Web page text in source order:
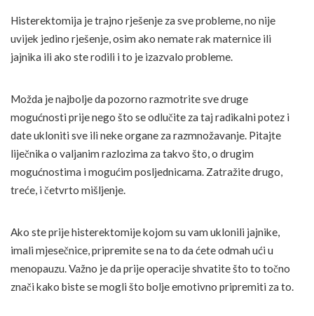
Histerektomija je trajno rješenje za sve probleme, no nije
uvijek jedino rješenje, osim ako nemate rak maternice ili
jajnika ili ako ste rodili i to je izazvalo probleme.
Možda je najbolje da pozorno razmotrite sve druge
mogućnosti prije nego što se odlučite za taj radikalni potez i
date ukloniti sve ili neke organe za razmnožavanje. Pitajte
liječnika o valjanim razlozima za takvo što, o drugim
mogućnostima i mogućim posljednicama. Zatražite drugo,
treće, i četvrto mišljenje.
Ako ste prije histerektomije kojom su vam uklonili jajnike,
imali mjesečnice, pripremite se na to da ćete odmah ući u
menopauzu. Važno je da prije operacije shvatite što to točno
znači kako biste se mogli što bolje emotivno pripremiti za to.